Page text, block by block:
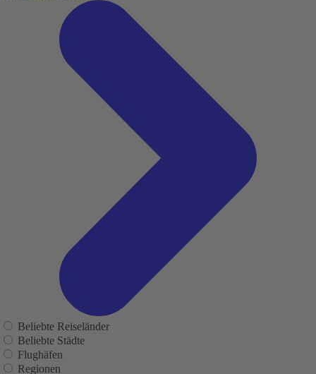
Beliebte Reiseländer
Beliebte Städte
Flughäfen
Regionen